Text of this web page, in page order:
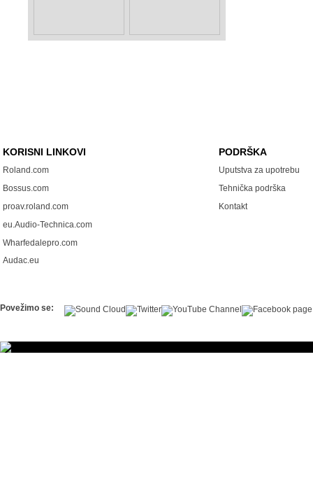
KORISNI LINKOVI
Roland.com
Bossus.com
proav.roland.com
eu.Audio-Technica.com
Wharfedalepro.com
Audac.eu
PODRŠKA
Uputstva za upotrebu
Tehnička podrška
Kontakt
Povežimo se: